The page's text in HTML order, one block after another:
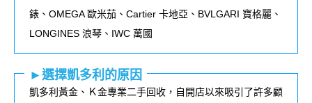
錶、 OMEGA歐米茄、 Cartier 卡地亞、 BVLGARI 寶格麗、
LONGINES 浪琴、 IWC 萬國
►選擇凱多利的原因
凱多利黃金、Ｋ金專業二手回收，自開店以來吸引了許多顧